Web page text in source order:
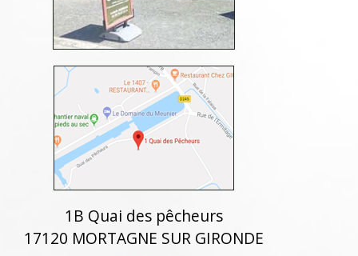
1B Quai des pêcheurs
17120 MORTAGNE SUR GIRONDE